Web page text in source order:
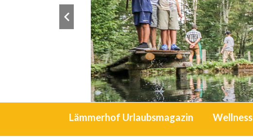
Lämmerhof Urlaubsmagazin Wellness